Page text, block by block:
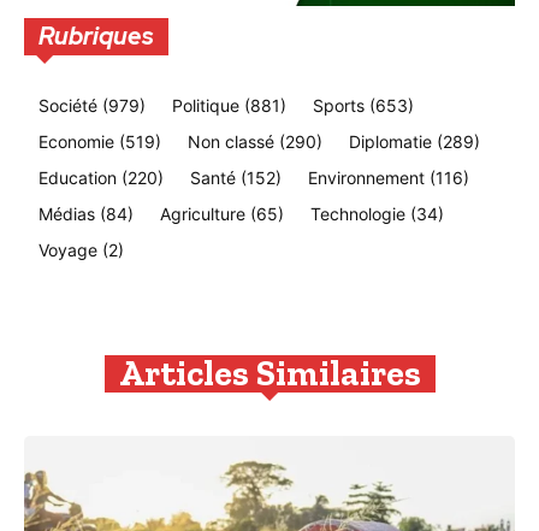
Rubriques
Société (979) Politique (881) Sports (653)
Economie (519) Non classé (290) Diplomatie (289)
Education (220) Santé (152) Environnement (116)
Médias (84) Agriculture (65) Technologie (34)
Voyage (2)
Articles Similaires